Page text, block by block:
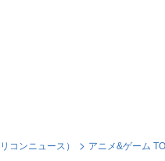
コンニュース） アニメ&ゲーム